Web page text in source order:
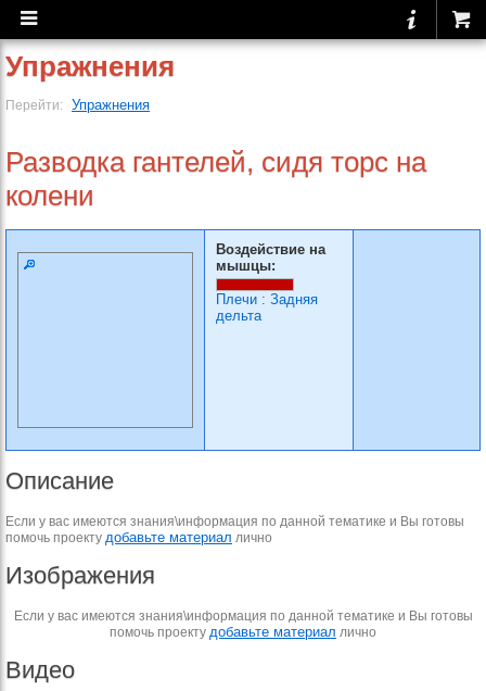
Упражнения
Перейти: Упражнения
Разводка гантелей, сидя торс на
колени
Воздействие на
мышцы:
Плечи : Задняя
дельта
Описание
Если у вас имеются знания\информация по данной тематике и Вы готовы
помочь проекту добавьте материал лично
Изображения
Если у вас имеются знания\информация по данной тематике и Вы готовы
помочь проекту добавьте материал лично
Видео